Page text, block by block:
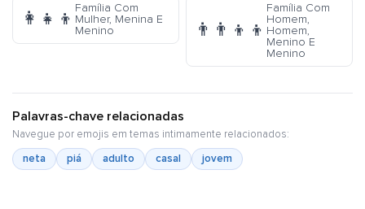
👩‍👧‍👦
Família Com
Mulher, Menina E
Menino
👨‍👨‍👦‍👦
Família Com
Homem,
Homem,
Menino E
Menino
Palavras-chave relacionadas
Navegue por emojis em temas intimamente relacionados:
neta
piá adulto casal jovem